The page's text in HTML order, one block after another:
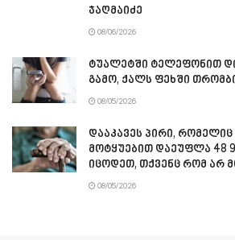
ჯაღმაიძე
08/06/2026
ტუალეტში ტელეფონით
გამო, ქალს ფეხში
08/05/2026
დააკავეს პირი, რომელიც
მოტყუებით დაეუფლა 48
იცოდეთ, თქვენც რომ არ
08/05/2026